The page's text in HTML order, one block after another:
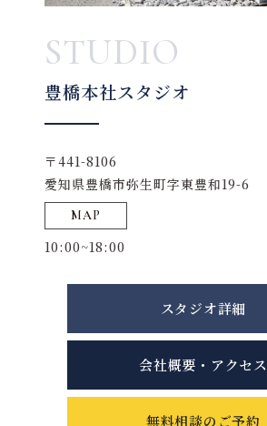
STUDIO
豊橋本社スタジオ
〒441-8106
愛知県豊橋市弥生町字東豊和19-6
MAP
10:00~18:00
スタジオ詳細
会社概要・アクセス
無料相談のご予約